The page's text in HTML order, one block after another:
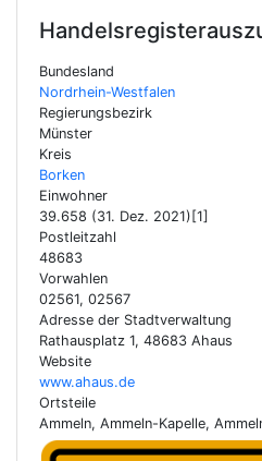
Bundesland
Nordrhein-Westfalen
Regierungsbezirk
Münster
Kreis
Borken
Einwohner
39.658 (31. Dez. 2021)[1]
Postleitzahl
48683
Vorwahlen
02561, 02567
Adresse der Stadtverwaltung
Rathausplatz 1, 48683 Ahaus
Website
www.ahaus.de
Ortsteile
Ammeln, Ammeln-Kapelle,